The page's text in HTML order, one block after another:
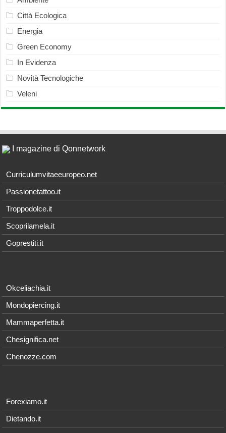
Città Ecologica
Energia
Green Economy
In Evidenza
Novità Tecnologiche
Veleni
I magazine di Qonnetwork
Curriculumvitaeeuropeo.net
Passionetattoo.it
Troppodolce.it
Scoprilamela.it
Goprestiti.it
Okceliachia.it
Mondopiercing.it
Mammaperfetta.it
Chesignifica.net
Chenozze.com
Forexiamo.it
Dietando.it